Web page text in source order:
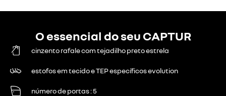
O essencial do seu CAPTUR
cinzento rafale com tejadilho preto estrela
estofos em tecido e TEP específicos evolution
número de portas 5